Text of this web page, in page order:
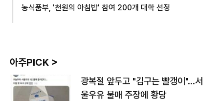
농식품부, '천원의 아침밥' 참여 200개 대학 선정
아주PICK >
광복절 앞두고 "김구는 빨갱이"…서
울우유 불매 주장에 황당